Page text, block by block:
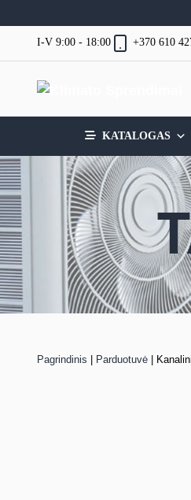
to
I-V 9:00 - 18:00 +370 610
KATALOGAS
Pagrindinis Parduotuvė